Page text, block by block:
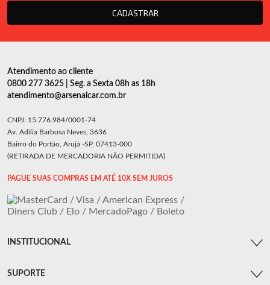
CADASTRAR
Atendimento ao cliente
0800 277 3625 | Seg. a Sexta 08h as 18h
atendimento@arsenalcar.com.br
CNPJ: 15.776.984/0001-74
Av. Adília Barbosa Neves, 3636
Bairro do Portão, Arujá -SP, 07413-000
(RETIRADA DE MERCADORIA NÃO PERMITIDA)
PAGUE SUAS COMPRAS EM ATÉ 10X SEM JUROS
INSTITUCIONAL
SUPORTE